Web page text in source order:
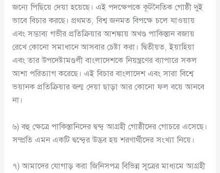
জন্যে পিছিয়ে দেয়া হয়েছে। এই পদক্ষেপকে কূটনৈতিক গোষ্ঠী দুই
ভাবে বিচার করছে। প্রথমত, বিশ্ব জনমত বিপক্ষে চলে যাওয়ায়
এবং সম্ভাব্য গভীর প্রতিক্রিয়ার আশঙ্কায় অখণ্ড পাকিস্তান বজায়
রেখে কোনো সমাধানে আসবার চেষ্টা করা। দ্বিতীয়ত, ইয়াহিয়া
এবং তার উপদেষ্টামণ্ডলী বাংলাদেশকে নিয়ন্ত্রণের ব্যাপারে সকল
আশা পরিত্যাগ করেছে। এই বিচার বাংলাদেশ এবং সারা বিশ্বে
ভয়ানক প্রতিক্রিয়ার জন্ম দেয়া ছাড়া আর কোনো ফল বয়ে আনবে
না।
৬) বহু ক্ষেত্রে পাকিস্তানিদের দ্বন্দ্ব আগ্রহী গোষ্ঠীদের গোচরে এসেছে।
সম্প্রতি এমন একটি দ্বন্দ্বের উদ্ভব হয় শরণার্থীদের সংখ্যা নিয়ে।
৭) আমাদের যোগাড় করা জিনিসপত্র বিভিন্ন সূত্রের মাধ্যমে আগ্রহী